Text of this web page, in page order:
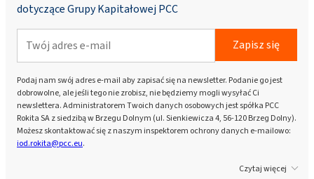
dotyczące Grupy Kapitałowej PCC
Zapisz się
Podaj nam swój adres e-mail aby zapisać się na newsletter. Podanie go jest
dobrowolne, ale jeśli tego nie zrobisz, nie będziemy mogli wysyłać Ci
newslettera. Administratorem Twoich danych osobowych jest spółka PCC
Rokita SA z siedzibą w Brzegu Dolnym (ul. Sienkiewicza 4, 56-120 Brzeg Dolny).
Możesz skontaktować się z naszym inspektorem ochrony danych e-mailowo:
iod.rokita@pcc.eu.
Czytaj więcej